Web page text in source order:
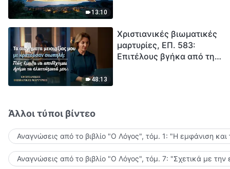
13:10
48:13
Χριστιανικές βιωματικές
μαρτυρίες, ΕΠ. 583:
Επιτέλους βγήκα από τη
Άλλοι τύποι βίντεο
Αναγνώσεις από το βιβλίο "Ο Λόγος", τόμ. 1: "Η εμφάνιση
Αναγνώσεις από το βιβλίο "Ο Λόγος", τόμ. 7: "Σχετικά με την